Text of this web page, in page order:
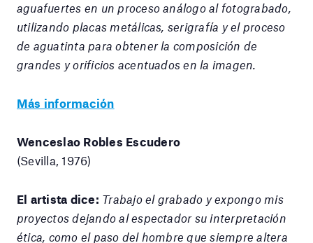
aguafuertes en un proceso análogo al fotograbado,
utilizando placas metálicas, serigrafía y el proceso
de aguatinta para obtener la composición de
grandes y orificios acentuados en la imagen.
Más información
Wenceslao Robles Escudero
(Sevilla, 1976)
El artista dice: Trabajo el grabado y expongo mis
proyectos dejando al espectador su interpretación
ética, como el paso del hombre que siempre altera